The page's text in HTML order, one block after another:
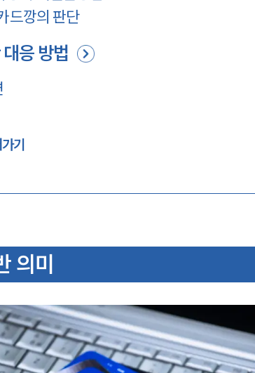
드깡의 판단
응 방법
기
의미